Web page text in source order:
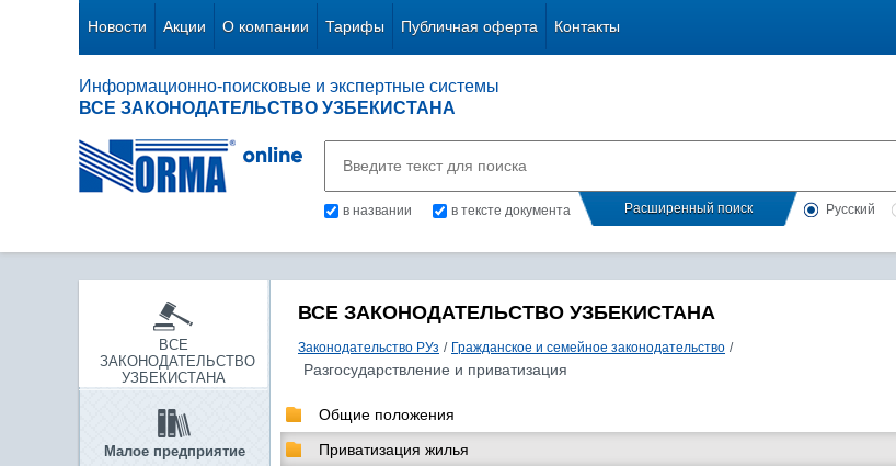
Новости Акции О компании Тарифы Публичная оферта Контакты
Информационно-поисковые и экспертные системы
ВСЕ ЗАКОНОДАТЕЛЬСТВО УЗБЕКИСТАНА
в названии в тексте документа Расширенный поиск Русский
ВСЕ
ЗАКОНОДАТЕЛЬСТВО
УЗБЕКИСТАНА
Малое предприятие
ВСЕ ЗАКОНОДАТЕЛЬСТВО УЗБЕКИСТАНА
Законодательство РУз / Гражданское и семейное законодательство /
Разгосударствление и приватизация
Общие положения
Приватизация жилья